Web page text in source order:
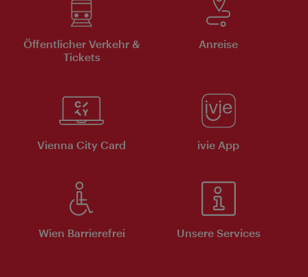
Öffentlicher Verkehr &
Tickets
Anreise
Vienna City Card ivie App
Wien Barrierefrei Unsere Services